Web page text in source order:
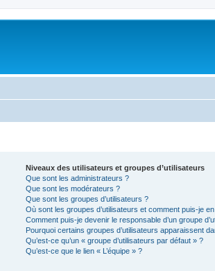
Niveaux des utilisateurs et groupes d’utilisateurs
Que sont les administrateurs ?
Que sont les modérateurs ?
Que sont les groupes d’utilisateurs ?
Où sont les groupes d’utilisateurs et comment puis-je
Comment puis-je devenir le responsable d’un groupe
Pourquoi certains groupes d’utilisateurs apparaissent
Qu’est-ce qu’un « groupe d’utilisateurs par défaut » ?
Qu’est-ce que le lien « L’équipe » ?